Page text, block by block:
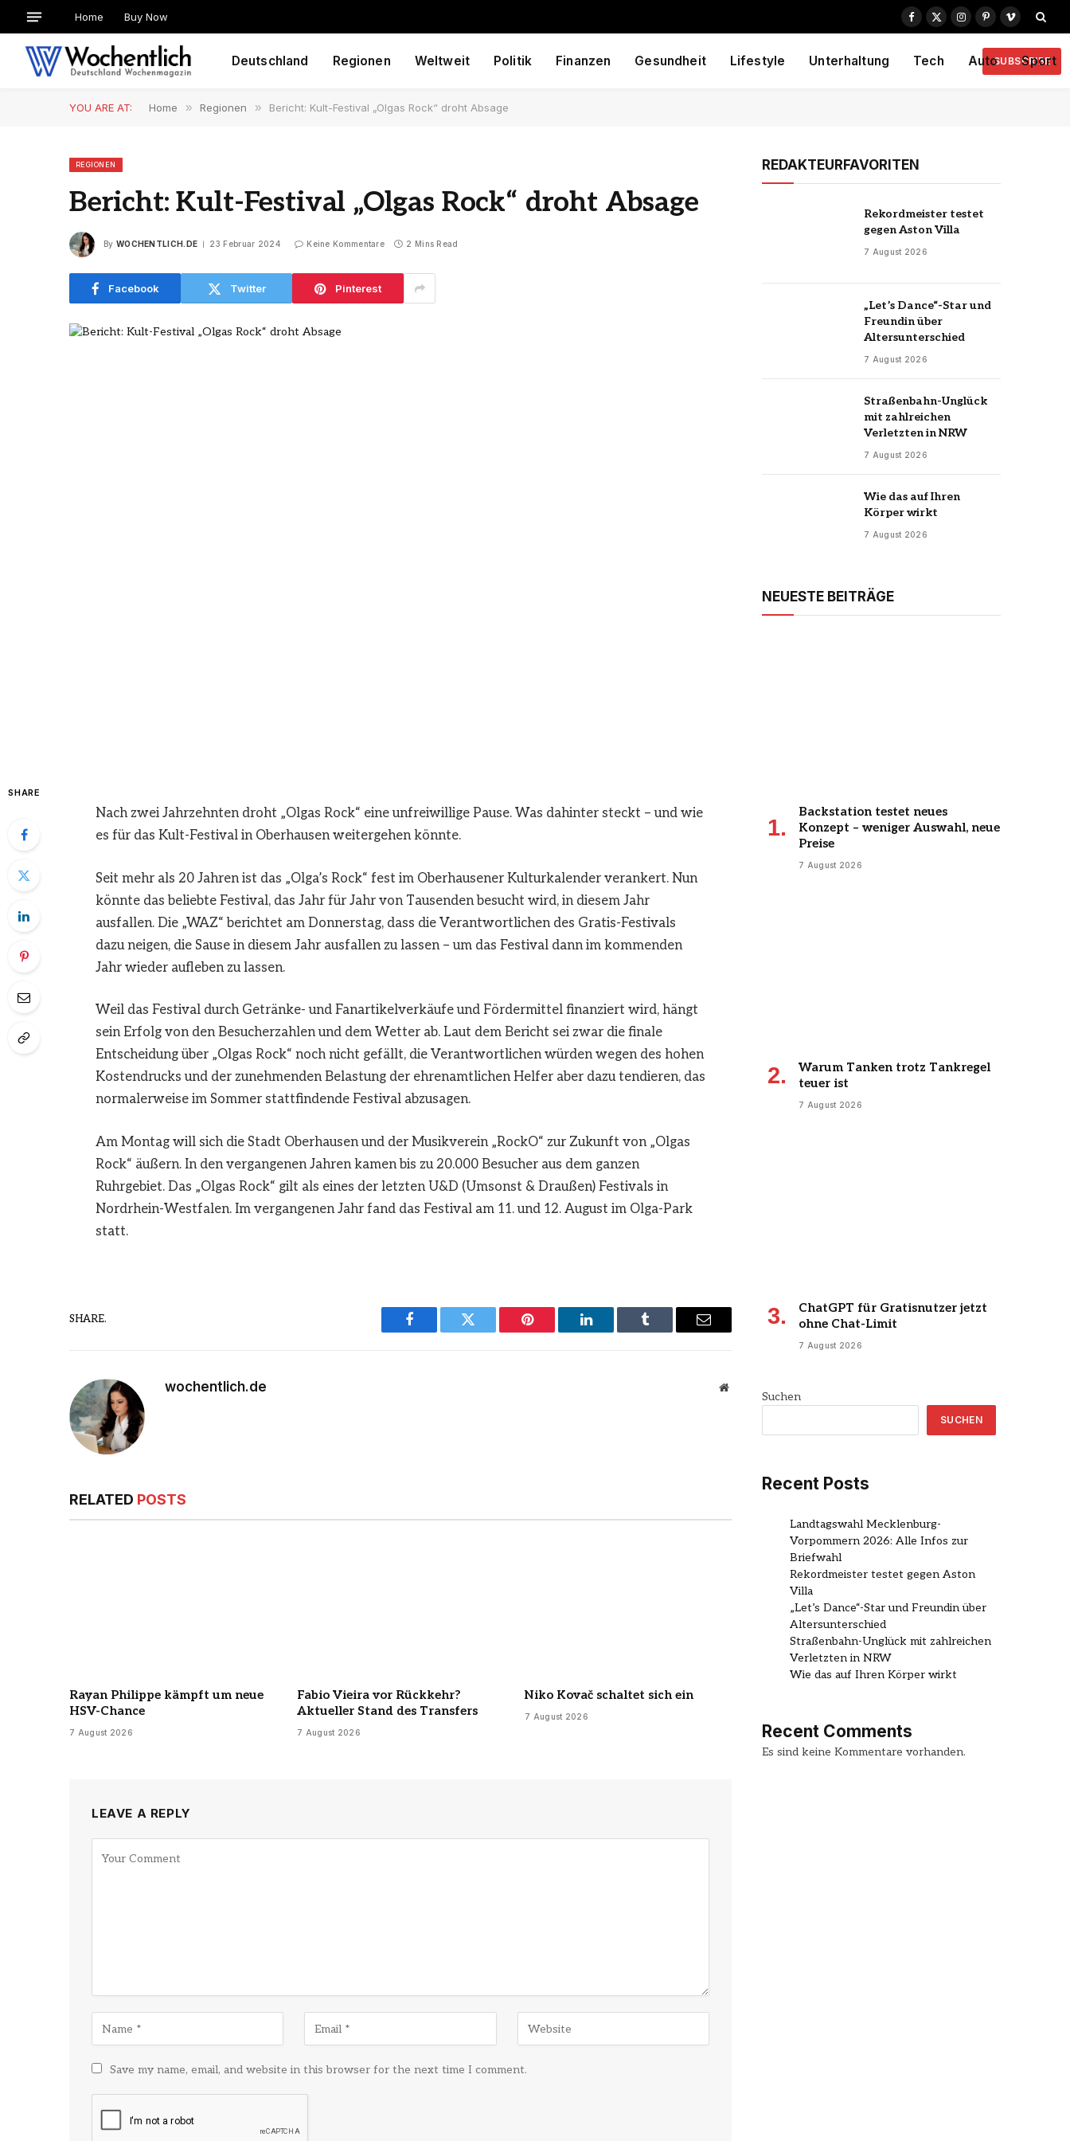
Home Buy Now
Facebook
X
Instagram
PinterestVimeo
Deutschland Regionen Weltweit Politik Finanzen Gesundheit Lifestyle Unterhaltung Tech Auto Sport
SUBSCRIBE
YOU ARE AT: Home » Regionen » Bericht: Kult-Festival „Olgas Rock“ droht Absage
REGIONEN
Bericht: Kult-Festival „Olgas Rock“ droht Absage
By WOCHENTLICH.DE 23 Februar 2024 Keine Kommentare 2 Mins Read
Facebook Twitter Pinterest
SHARE
Nach zwei Jahrzehnten droht „Olgas Rock“ eine unfreiwillige Pause. Was dahinter steckt – und wie
es für das Kult-Festival in Oberhausen weitergehen könnte.
Seit mehr als 20 Jahren ist das „Olga’s Rock“ fest im Oberhausener Kulturkalender verankert. Nun
könnte das beliebte Festival, das Jahr für Jahr von Tausenden besucht wird, in diesem Jahr
ausfallen. Die „WAZ“ berichtet am Donnerstag, dass die Verantwortlichen des Gratis-Festivals
dazu neigen, die Sause in diesem Jahr ausfallen zu lassen – um das Festival dann im kommenden
Jahr wieder aufleben zu lassen.
Weil das Festival durch Getränke- und Fanartikelverkäufe und Fördermittel finanziert wird, hängt
sein Erfolg von den Besucherzahlen und dem Wetter ab. Laut dem Bericht sei zwar die finale
Entscheidung über „Olgas Rock“ noch nicht gefällt, die Verantwortlichen würden wegen des hohen
Kostendrucks und der zunehmenden Belastung der ehrenamtlichen Helfer aber dazu tendieren, das
normalerweise im Sommer stattfindende Festival abzusagen.
Am Montag will sich die Stadt Oberhausen und der Musikverein „RockO“ zur Zukunft von „Olgas
Rock“ äußern. In den vergangenen Jahren kamen bis zu 20.000 Besucher aus dem ganzen
Ruhrgebiet. Das „Olgas Rock“ gilt als eines der letzten U&D (Umsonst & Draußen) Festivals in
Nordrhein-Westfalen. Im vergangenen Jahr fand das Festival am 11. und 12. August im Olga-Park
statt.
SHARE.
Facebook Twitter Pinterest LinkedIn Tumblr Email
wochentlich.de Website
RELATED POSTS
Rayan Philippe kämpft um neue
HSV-Chance
7 August 2026
Fabio Vieira vor Rückkehr?
Aktueller Stand des Transfers
7 August 2026
Niko Kovač schaltet sich ein
7 August 2026
LEAVE A REPLY
Save my name, email, and website in this browser for the next time I comment.
REDAKTEURFAVORITEN
Rekordmeister testet
gegen Aston Villa
7 August 2026
„Let’s Dance“-Star und
Freundin über
Altersunterschied
7 August 2026
Straßenbahn-Unglück
mit zahlreichen
Verletzten in NRW
7 August 2026
Wie das auf Ihren
Körper wirkt
7 August 2026
NEUESTE BEITRÄGE
Backstation testet neues
Konzept – weniger Auswahl, neue
Preise
7 August 2026
Warum Tanken trotz Tankregel
teuer ist
7 August 2026
ChatGPT für Gratisnutzer jetzt
ohne Chat-Limit
7 August 2026
Suchen
SUCHEN
Recent Posts
Landtagswahl Mecklenburg-
Vorpommern 2026: Alle Infos zur
Briefwahl
Rekordmeister testet gegen Aston
Villa
„Let’s Dance“-Star und Freundin über
Altersunterschied
Straßenbahn-Unglück mit zahlreichen
Verletzten in NRW
Wie das auf Ihren Körper wirkt
Recent Comments
Es sind keine Kommentare vorhanden.